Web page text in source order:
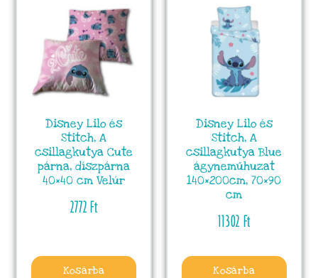
Disney Lilo és
Stitch, A
csillagkutya Cute
párna, díszpárna
40×40 cm Velúr
2772Ft
Kosárba
Disney Lilo és
Stitch, A
csillagkutya Blue
ágyneműhuzat
140×200cm, 70×90
cm
11302 Ft
Kosárba